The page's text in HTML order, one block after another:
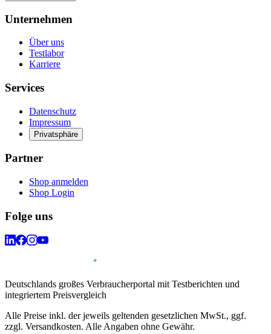
Unternehmen
Über uns
Testlabor
Karriere
Services
Datenschutz
Impressum
Privatsphäre
Partner
Shop anmelden
Shop Login
Folge uns
Deutschlands großes Verbraucherportal mit Testberichten und
integriertem Preisvergleich
Alle Preise inkl. der jeweils geltenden gesetzlichen MwSt., ggf.
zzgl. Versandkosten. Alle Angaben ohne Gewähr.